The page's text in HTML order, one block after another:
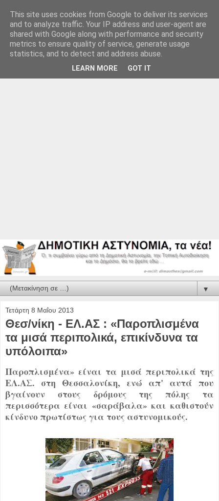
▼
Τετάρτη 8 Μαΐου 2013
Θεσ/νίκη - ΕΛ.ΑΣ : «Παροπλισμένα
τα μισά περιπολικά, επικίνδυνα τα
υπόλοιπα»
Παροπλισμένα» είναι τα μισά περιπολικά της
ΕΛ.ΑΣ. στη Θεσσαλονίκη, ενώ απ' αυτά που
βγαίνουν στους δρόμους της πόλης τα
περισσότερα είναι «σαράβαλα» και καθιστούν
κίνδυνο πρωτίστως για τους αστυνομικούς.
This site uses cookies from Google to deliver its services
and to analyze traffic. Your IP address and user-agent are
shared with Google along with performance and security
metrics to ensure quality of service, generate usage
statistics, and to detect and address abuse.
LEARN MORE GOT IT